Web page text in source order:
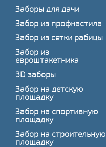
Заборы для дачи
Забор из профнастила
Забор из сетки рабицы
Забор из
евроштакетника
3D заборы
Забор на детскую
площадку
Забор на спортивную
площадку
Забор на строительную
площадку